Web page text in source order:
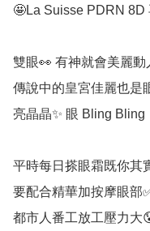
🤩La Suisse PDRN 8D
雙眼👀 有神就會美麗動
傳說中的皇宮佳麗也是
亮晶晶✨ 眼 Bling Bling
平時每日搽眼霜既你其
要配合精華加按摩眼部
都市人番工放工壓力大